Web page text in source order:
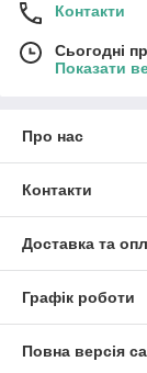
Контакти
Сьогодні
Показати
Про нас
Контакти
Доставка та
Графік роботи
Повна версія